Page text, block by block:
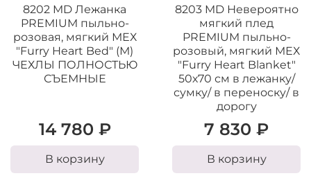
8202 MD Лежанка
PREMIUM пыльно-
розовая, мягкий МЕХ
"Furry Heart Bed" (М)
ЧЕХЛЫ ПОЛНОСТЬЮ
СЪЕМНЫЕ
14 780 ₽
В корзину
8203 MD Невероятно
мягкий плед
PREMIUM пыльно-
розовый, мягкий МЕХ
"Furry Heart Blanket"
50х70 см в лежанку/
сумку/ в переноску/ в
дорогу
7 830 ₽
В корзину